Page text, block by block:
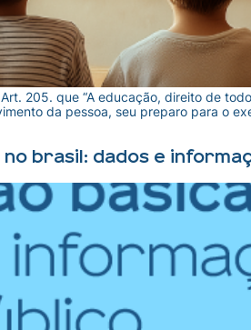
205. que “A educação, direito de
da pessoa, seu preparo para o
brasil: dados e